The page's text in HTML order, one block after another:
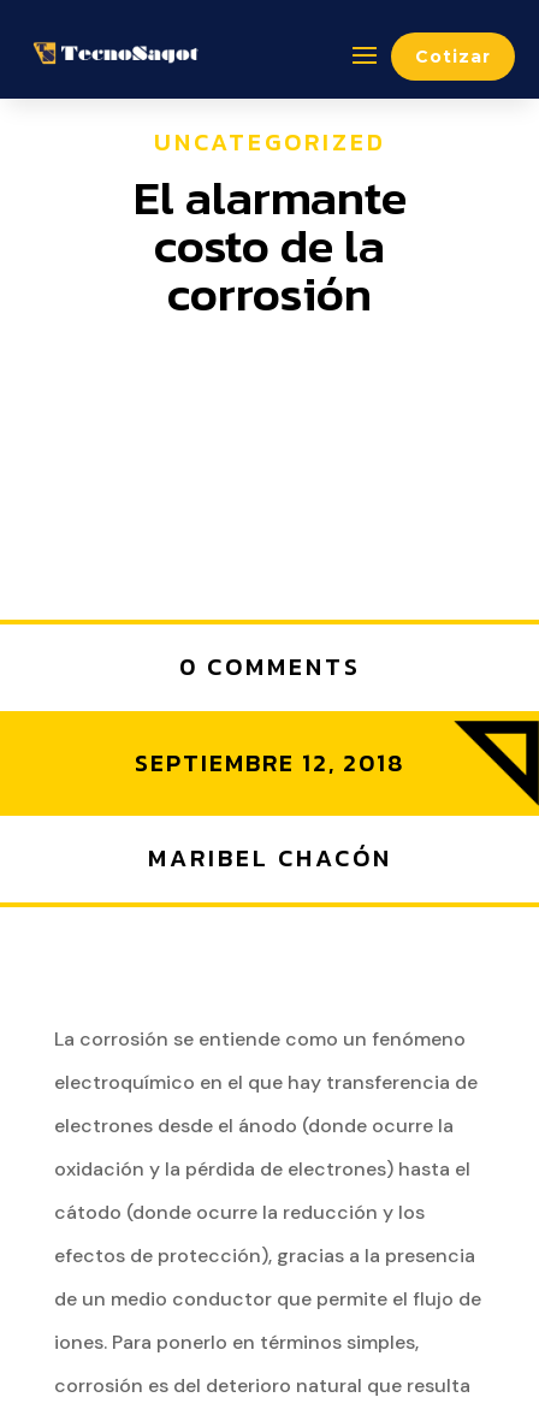
Cotizar
UNCATEGORIZED
El alarmante
costo de la
corrosión
0 COMMENTS
SEPTIEMBRE 12, 2018
MARIBEL CHACÓN
La corrosión se entiende como un fenómeno
electroquímico en el que hay transferencia de
electrones desde el ánodo (donde ocurre la
oxidación y la pérdida de electrones) hasta el
cátodo (donde ocurre la reducción y los
efectos de protección), gracias a la presencia
de un medio conductor que permite el flujo de
iones. Para ponerlo en términos simples,
corrosión es del deterioro natural que resulta